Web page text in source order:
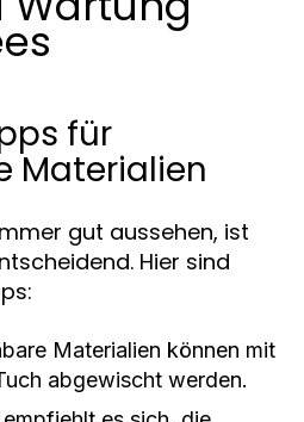
für
Materialien
gut aussehen, ist
Hier sind
Materialien können mit
abgewischt werden.